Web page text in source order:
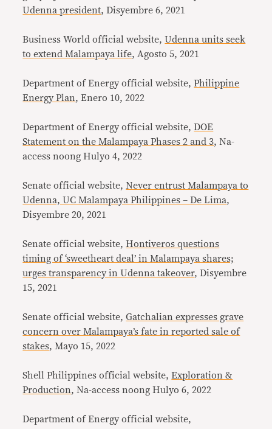
Udenna president, Disyembre 6, 2021
Business World official website,Udenna units seek
to extend Malampaya life, Agosto 5, 2021
Department of Energy official website,Philippine
Energy Plan, Enero 10, 2022
Department of Energy official website,DOE
Statement on the Malampaya Phases 2 and 3, Na-
access noong Hulyo 4, 2022
Senate official website,Never entrust Malampaya to
Udenna, UC Malampaya Philippines – De Lima,
Disyembre 20, 2021
Senate official website,Hontiveros questions
timing of ‘sweetheart deal’ in Malampaya shares;
urges transparency in Udenna takeover, Disyembre
15, 2021
Senate official website,Gatchalian expresses grave
concern over Malampaya’s fate in reported sale of
stakes, Mayo 15, 2022
Shell Philippines official website,Exploration &
Production, Na-access noong Hulyo 6, 2022
Department of Energy official website,